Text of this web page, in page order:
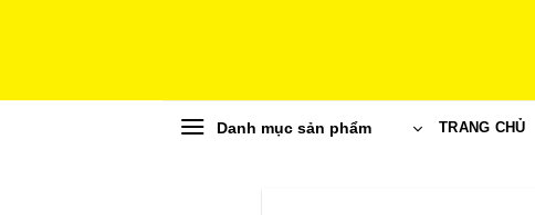
Danh mục sản phẩm TRANG CHỦ